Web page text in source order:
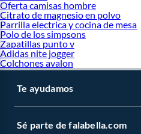
Oferta camisas hombre
Citrato de magnesio en polvo
Parrilla electrica y cocina de mesa
Polo de los simpsons
Zapatillas punto v
Adidas nite jogger
Colchones avalon
Te ayudamos
Sé parte de falabella.com